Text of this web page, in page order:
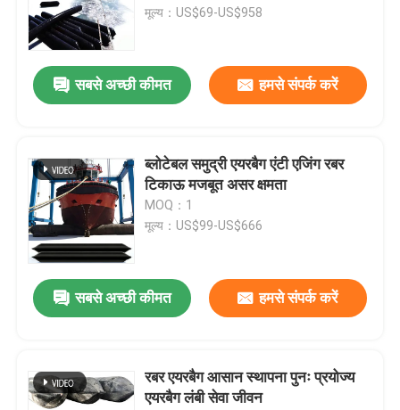
उत्पाद
मूल्य：US$69-US$958
सबसे अच्छी कीमत हमसे संपर्क करें
ब्लोटेबल समुद्री एयरबैग एंटी एजिंग रबर
टिकाऊ मजबूत असर क्षमता
MOQ：1
मूल्य：US$99-US$666
सबसे अच्छी कीमत हमसे संपर्क करें
रबर एयरबैग आसान स्थापना पुनः प्रयोज्य
एयरबैग लंबी सेवा जीवन